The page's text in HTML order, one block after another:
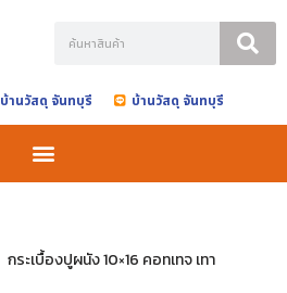
บ้านวัสดุ จันทบุรี บ้านวัสดุ จันทบุรี
กระเบื้องปูผนัง 10×16 คอทเทจ เทา